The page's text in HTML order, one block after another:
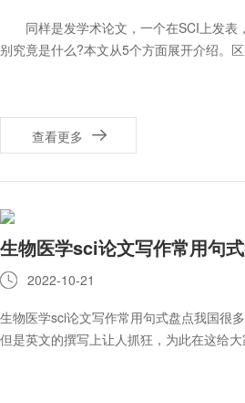
同样是发学术论文，一个在SCI上发表
别究竟是什么?本文从5个方面展开介绍
查看更多
生物医学sci论文写作常用句
2022-10-21
生物医学sci论文写作常用句式盘点我国很
但是英文的撰写上让人抓狂，为此在这给